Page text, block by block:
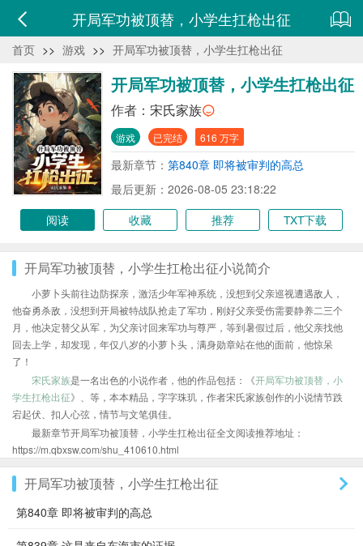
开局军功被顶替，小学生扛枪出征
首页 >> 游戏 >> 开局军功被顶替，小学生扛枪出征
开局军功被顶替，小学生扛枪出征
作者： 宋氏家族
游戏 已完结 616 万字
最新章节： 第840章 即将被审判的高总
最后更新：2026-08-05 23:18:22
阅读
收藏 推荐 TXT下载
开局军功被顶替，小学生扛枪出征小说简介
小萝卜头前往边防探亲，激活少年军神系统，没想到父亲巡视遭遇敌人，
他奋勇杀敌，没想到开局被特战队抢走了军功，刚好父亲受伤需要静养二三个
月，他决定替父从军，为父亲讨回来军功与尊严，等到暑假过后，他父亲找他
回去上学，却发现，年仅八岁的小萝卜头，满身勋章站在他的面前，他惊呆
了！
宋氏家族是一名出色的小说作者，他的作品包括：《开局军功被顶替，小
学生扛枪出征》、等，本本精品，字字珠玑，作者宋氏家族创作的小说情节跌
宕起伏、扣人心弦，情节与文笔俱佳。
最新章节开局军功被顶替，小学生扛枪出征全文阅读推荐地址：
https://m.qbxsw.com/shu_410610.html
开局军功被顶替，小学生扛枪出征
第840章 即将被审判的高总